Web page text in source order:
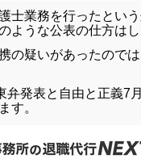
士業務を行ったとい
ような公表の仕方はし
の疑いがあったので
弁発表と自由と正義7
す。